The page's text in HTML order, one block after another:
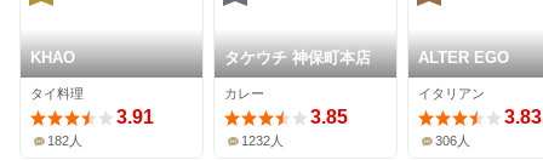
KHAO
タイ料理
3.91
182人
タケウチ 神保町本店
カレー
3.85
1232人
ALTER EGO
イタリアン
3.83
306人